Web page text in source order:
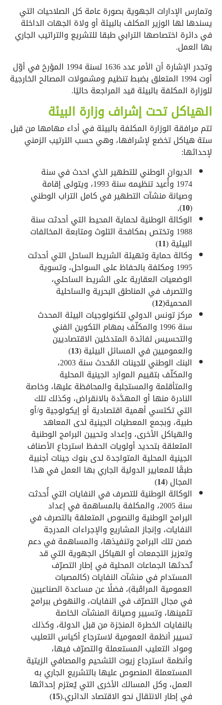
وتمارس الإدارات الجهوية بصورة عامة كل الصلاحيات التي
يسندها لها الوزير المكلف بالبيئة أو ولاة الجهات الداخلة
في دائرة اختصاصها الترابي طبقا للتشريع والتراتيب الجاري
بها العمل.
وتجدر الإشارة أن الأمر عدد 1636 لسنة 1994 المؤرخ في أوّل
أوت 1994 المتعلق بضبط تنظيم ومشمولات المصالح الخارجية
للوزارة المكلفة بالبيئة قيد المراجعة حاليًا.
الهياكل تحت إشراف وزارة البيئة
تتم مرافقة الوزارة المكلفة بالبيئة في أداء مهامها من قبل
ستة هياكل تخضع لإشرافها، وهي حسب الترتيب الزمني
لإحداثها:
الديوان الوطني للتطهير الذي احدث في سنة
1974 وأُعيد تنظيمه سنة 1993، ويتولى إقامة
وصيانة منشآت التطهير في كامل التراب الوطني
(
10
),
الوكالة الوطنية لحماية المحيط التي أحدثت سنة
1988 وتختص بمكافحة التلوث ومتابعة المخالفات
البيئية (11
)
وكالة حماية وتهيئة الشريط الساحل التي أحدثت
1995 ومكلفة بالحفاظ على السواحل، وتسوية
الوضعيات العقارية على الشريط الساحلي،
والتصرف في المناطق البحرية والساحلية
المحمية(12
)
مركز تونس الدولي لتكنولوجيات البيئة المحدث
سنة 1996 والمكلّف بمهام التكوين الفني
والتحسيس لفائدة المتدخلين الاقتصاديين
والعموميين في المسائل البيئية (13
)
البنك الوطني للجينات المُحدث سنة 2003،
والمكلّف بتقييم الموارد الجينية المحلية
والمتأقلمة والمستجلبة والمحافظة عليها، وخاصة
النادرة منها أو المهدَّدة بالانقراض، وكذلك تلك
التي تكتسي أهمية اقتصادية أو إيكولوجية و/أو
طبية، وبجمع المعطيات الجينية لدى المعاهد
والهياكل الأخرى، وإعداد وتحيين البرامج الوطنية
المتعلقة بتحديد أولويات الحفظ استرجاع الأصناف
الجينية المحلية المتواجدة لدى بنوك جينات أجنبية
طبقًا للمعايير الدولية الجاري بها العمل في هذا
المجال (14
)
الوكالة الوطنية للتصرف في النفايات التي أُحدثت
سنة 2005، والمكلفة بالمساهمة في إعداد
البرامج الوطنية والنصوص المتعلقة بالتصرف في
النفايات، وإنجاز المشاريع والإجراءات المدرجة
ضمن تلك البرامج وتنفيذها، والمساهمة في دعم
وتعزيز التجمعات أو الهياكل الجهوية التي قد
تُحدثها الجماعات المحلية في إطار التصرّف
المستدام في منشآت النفايات (كالمصبات
العمومية المراقَبة)، فضلًا عن مساعدة الصناعيين
في مجال التصرّف في النفايات، والنهوض ببرامج
تثمينها، وتسيير وصيانة المنشآت الخاصة
بالنفايات الخطرة المنجَزة من قبل الدولة، وكذلك
تسيير أنظمة العمومية لاسترجاع أكياس التعليب
ومواد التعليب المستعملة والتصرّف فيها،
وأنظمة استرجاع زيوت التشحيم والمصافي الزيتية
المستعملة المنصوص عليها بالتشريع الجاري به
العمل، وكل المسالك الأخرى التي يُعتزم إحداثها
في إطار الانتقال نحو الاقتصاد الدائري.(15
)